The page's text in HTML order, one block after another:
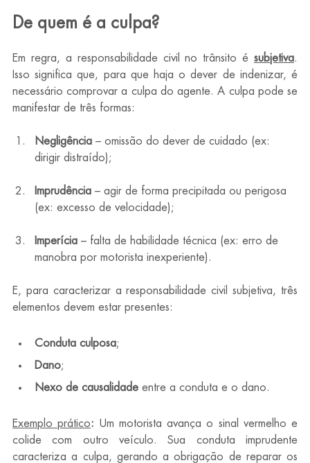
De quem é a culpa?
Em regra, a responsabilidade civil no trânsito é subjetiva.
Isso significa que, para que haja o dever de indenizar, é
necessário comprovar a culpa do agente. A culpa pode se
manifestar de três formas:
Negligência – omissão do dever de cuidado (ex:
dirigir distraído);
Imprudência – agir de forma precipitada ou perigosa
(ex: excesso de velocidade);
Imperícia – falta de habilidade técnica (ex: erro de
manobra por motorista inexperiente).
E, para caracterizar a responsabilidade civil subjetiva, três
elementos devem estar presentes:
Conduta culposa;
Dano;
Nexo de causalidade entre a conduta e o dano.
Exemplo prático: Um motorista avança o sinal vermelho e
colide com outro veículo. Sua conduta imprudente
caracteriza a culpa, gerando a obrigação de reparar os